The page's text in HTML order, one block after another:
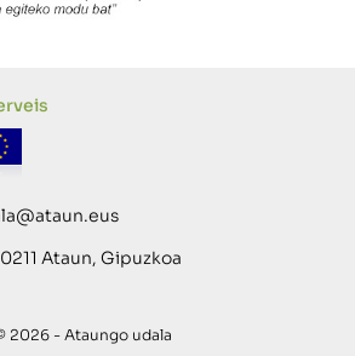
Ataun, Gipuzkoa
2026 - Ataungo udala